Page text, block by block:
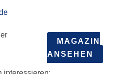
MAGAZIN
ANSEHEN